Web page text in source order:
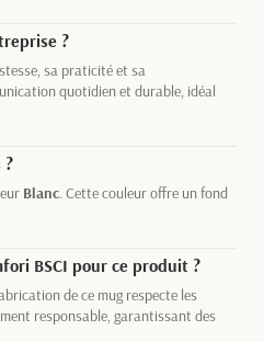
?
sa praticité et sa
quotidien et durable, idéal
?
Blanc. Cette couleur offre un fond
BSCI pour ce produit ?
de ce mug respecte les
responsable, garantissant des